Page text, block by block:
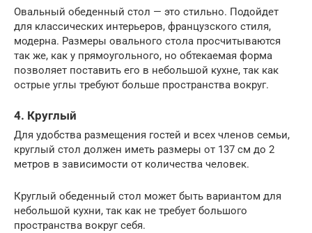
Овальный обеденный стол — это стильно. Подойдет
для классических интерьеров, французского стиля,
модерна. Размеры овального стола просчитываются
так же, как у прямоугольного, но обтекаемая форма
позволяет поставить его в небольшой кухне, так как
острые углы требуют больше пространства вокруг.
4. Круглый
Для удобства размещения гостей и всех членов семьи,
круглый стол должен иметь размеры от 137 см до 2
метров в зависимости от количества человек.
Круглый обеденный стол может быть вариантом для
небольшой кухни, так как не требует большого
пространства вокруг себя.